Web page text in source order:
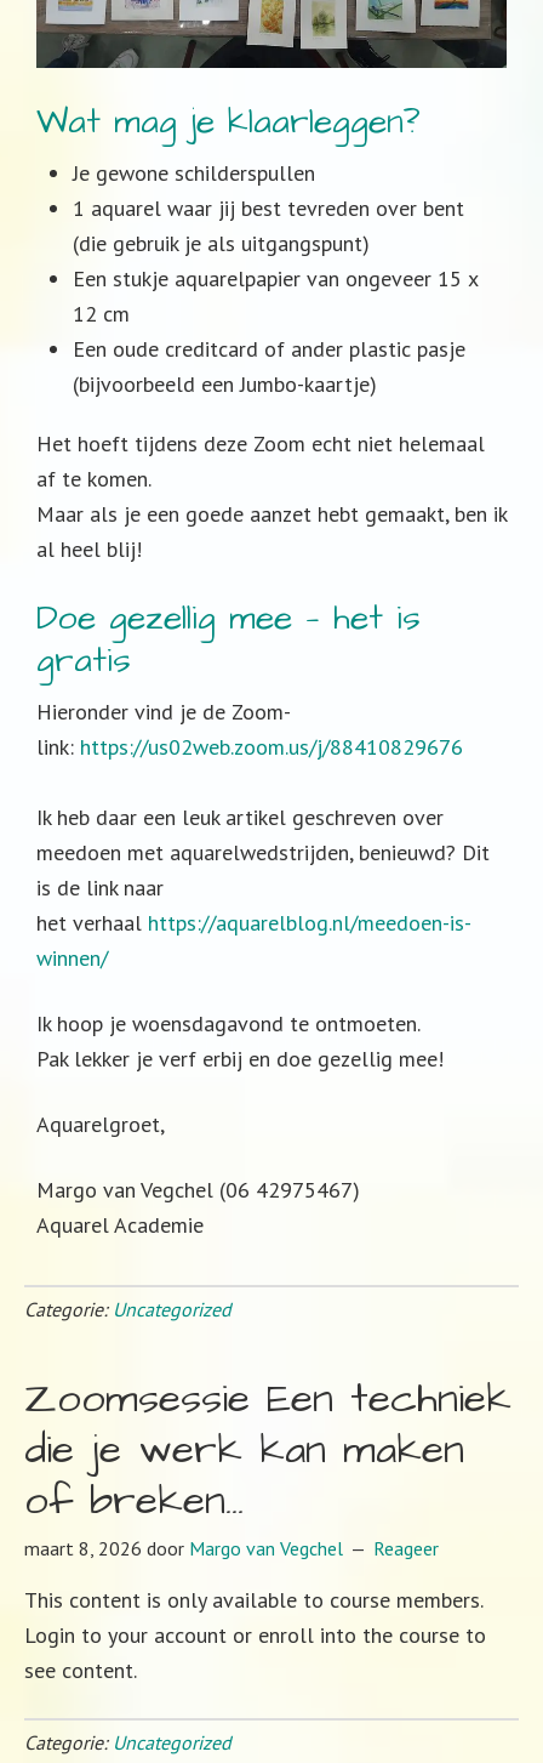
Wat mag je klaarleggen?
Je gewone schilderspullen
1 aquarel waar jij best tevreden over bent
(die gebruik je als uitgangspunt)
Een stukje aquarelpapier van ongeveer 15 x
12 cm
Een oude creditcard of ander plastic pasje
(bijvoorbeeld een Jumbo-kaartje)
Het hoeft tijdens deze Zoom echt niet helemaal
af te komen.
Maar als je een goede aanzet hebt gemaakt, ben ik
al heel blij!
Doe gezellig mee — het is
gratis
Hieronder vind je de Zoom-
link: https://us02web.zoom.us/j/88410829676
Ik heb daar een leuk artikel geschreven over
meedoen met aquarelwedstrijden, benieuwd? Dit
is de link naar
het verhaal https://aquarelblog.nl/meedoen-is-
winnen/
Ik hoop je woensdagavond te ontmoeten.
Pak lekker je verf erbij en doe gezellig mee!
Aquarelgroet,
Margo van Vegchel (06 42975467)
Aquarel Academie
Categorie: Uncategorized
Zoomsessie Een techniek
die je werk kan maken
of breken…
maart 8, 2026 door Margo van Vegchel Reageer
This content is only available to course members.
Login to your account or enroll into the course to
see content.
Categorie: Uncategorized